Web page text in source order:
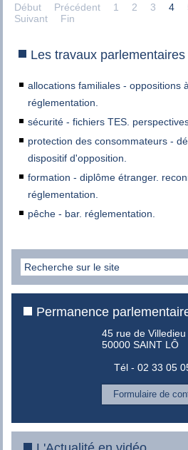
Début Précédent 1 2 3 4
Suivant
Fin
Les travaux
allocations familiales - oppositions
réglementation.
sécurité - fichiers TES.
protection des consommateurs -
dispositif d'opposition.
formation - diplôme étranger.
réglementation.
pêche - bar. réglementation.
Permanence
45 rue de Villedieu
50000 SAINT LÔ
Tél - 02 33 05
Formulaire de